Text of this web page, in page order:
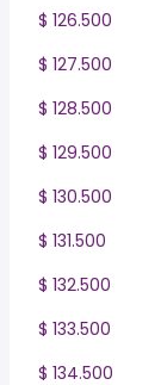
$ 126.500
$ 127.500
$ 128.500
$ 129.500
$ 130.500
$ 131.500
$ 132.500
$ 133.500
$ 134.500